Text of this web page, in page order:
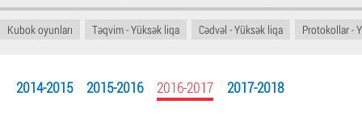
Kubok oyunları Təqvim - Yüksək liqa Cədvəl - Yüksək liqa Protokollar -
2014-2015 2015-2016 2016-2017 2017-2018